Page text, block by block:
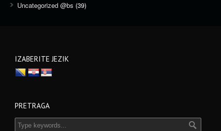
Uncategorized @bs (39)
IZABERITE JEZIK
PRETRAGA